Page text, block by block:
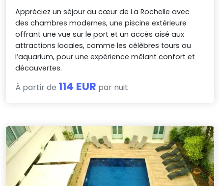
Appréciez un séjour au cœur de La Rochelle avec
des chambres modernes, une piscine extérieure
offrant une vue sur le port et un accès aisé aux
attractions locales, comme les célèbres tours ou
l’aquarium, pour une expérience mêlant confort et
découvertes.
À partir de 114 EUR par nuit